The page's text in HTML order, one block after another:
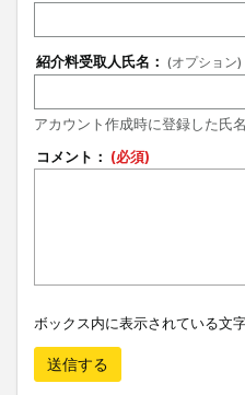
紹介料受取人氏名： (オプション)
アカウント作成時に登録した氏名
コメント： (必須)
ボックス内に表示されている文
送信する